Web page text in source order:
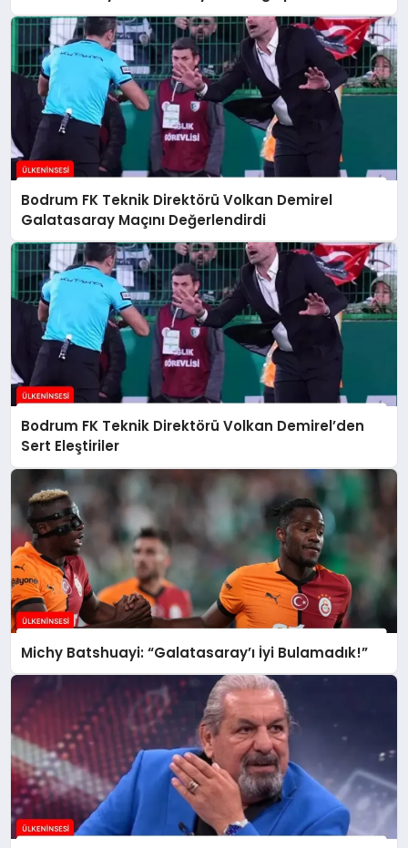
Bodrum FK Teknik Direktörü Volkan Demirel
Galatasaray Maçını Değerlendirdi
Bodrum FK Teknik Direktörü Volkan Demirel’den
Sert Eleştiriler
Michy Batshuayi: “Galatasaray’ı İyi Bulamadık!”